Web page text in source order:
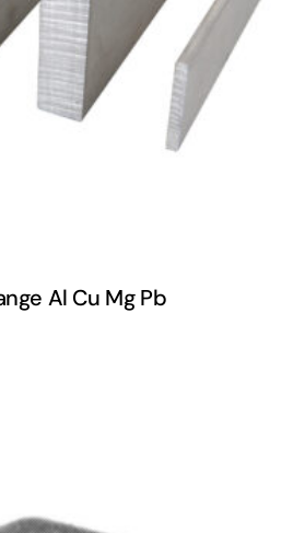
Al Cu Mg Pb